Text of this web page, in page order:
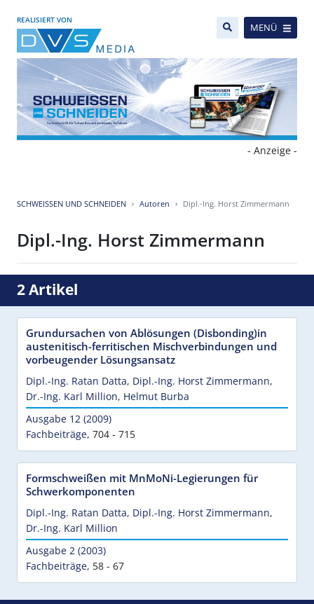
REALISIERT VON
MENÜ
- Anzeige -
SCHWEISSEN UND SCHNEIDEN Autoren Dipl.-Ing. Horst Zimmermann
Dipl.-Ing. Horst Zimmermann
2 Artikel
Grundursachen von Ablösungen (Disbonding)in
austenitisch-ferritischen Mischverbindungen und
vorbeugender Lösungsansatz
Dipl.-Ing. Ratan Datta, Dipl.-Ing. Horst Zimmermann,
Dr.-Ing. Karl Million, Helmut Burba
Ausgabe 12 (2009)
Fachbeiträge, 704 - 715
Formschweißen mit MnMoNi-Legierungen für
Schwerkomponenten
Dipl.-Ing. Ratan Datta, Dipl.-Ing. Horst Zimmermann,
Dr.-Ing. Karl Million
Ausgabe 2 (2003)
Fachbeiträge, 58 - 67